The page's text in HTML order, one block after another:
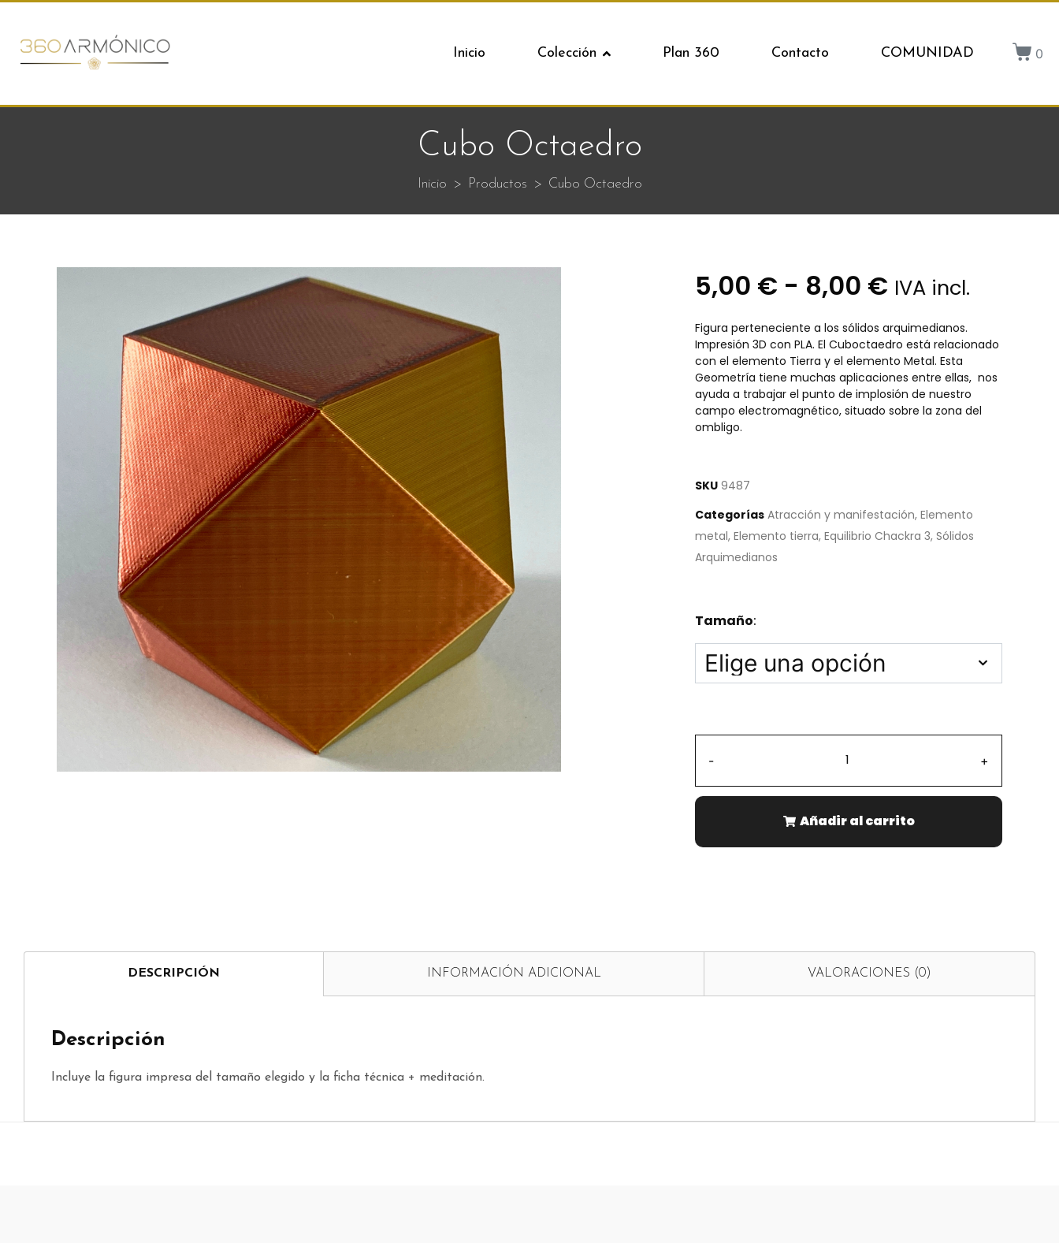
Inicio Colección Plan 360 Contacto COMUNIDAD 0
Cubo Octaedro
Inicio Productos Cubo Octaedro
5,00 € - 8,00 € IVA incl.
Figura perteneciente a los sólidos arquimedianos.
Impresión 3D con PLA. El Cuboctaedro está relacionado
con el elemento Tierra y el elemento Metal. Esta
Geometría tiene muchas aplicaciones entre ellas, nos
ayuda a trabajar el punto de implosión de nuestro
campo electromagnético, situado sobre la zona del
ombligo.
SKU 9487
Categorías Atracción y manifestación, Elemento
metal, Elemento tierra, Equilibrio Chackra 3, Sólidos
Arquimedianos
Tamaño:
- +
Añadir al carrito
DESCRIPCIÓN INFORMACIÓN ADICIONAL VALORACIONES (0)
Descripción
Incluye la figura impresa del tamaño elegido y la ficha técnica + meditación.